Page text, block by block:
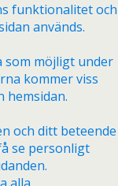
funktionalitet och
används.
som möjligt under
kommer viss
och ditt beteende
se personligt